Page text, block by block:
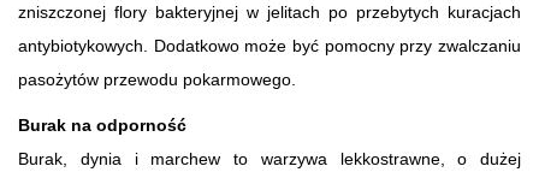
zniszczonej flory bakteryjnej w jelitach po przebytych kuracjach
antybiotykowych. Dodatkowo może być pomocny przy zwalczaniu
pasożytów przewodu pokarmowego.
Burak na odporność
Burak, dynia i marchew to warzywa lekkostrawne, o dużej